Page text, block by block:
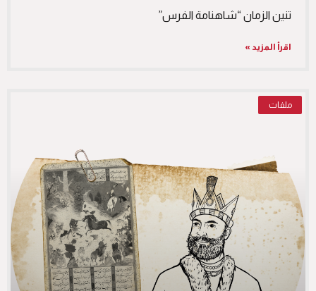
تنين الزمان “شاهنامة الفرس”
اقرأ المزيد »
ملفات